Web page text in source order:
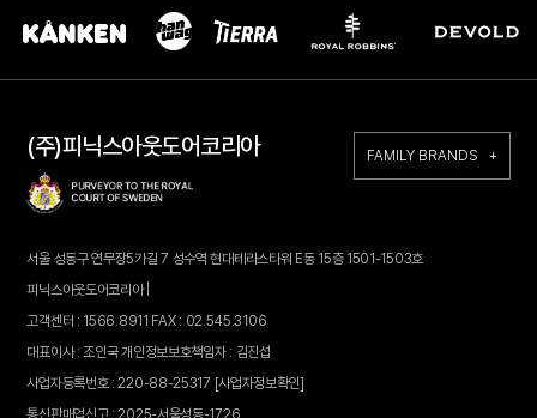
(주)피닉스아웃도어코리아 FAMILY BRANDS +
서울 성동구 연무장5가길 7 성수역 현대테라스타워 E동 15층 1501-1503호
피닉스아웃도어코리아 |
고객센터 : 1566.8911 FAX : 02.545.3106
대표이사 : 조인국 개인정보보호책임자 : 김진섭
사업자등록번호 : 220-88-25317 [사업자정보확인]
통신판매업신고 : 2025-서울성동-1726